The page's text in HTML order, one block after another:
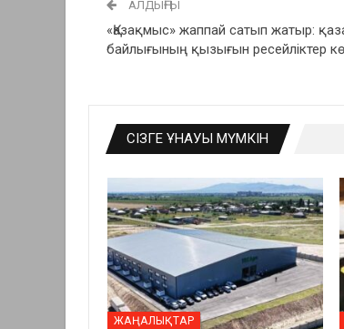
АЛДЫҢҒЫ
«Қазақмыс» жаппай сатып жатыр:
байлығының қызығын ресейліктер
СІЗГЕ ҰНАУЫ МҮМКІН
ЖАҢАЛЫҚТАР